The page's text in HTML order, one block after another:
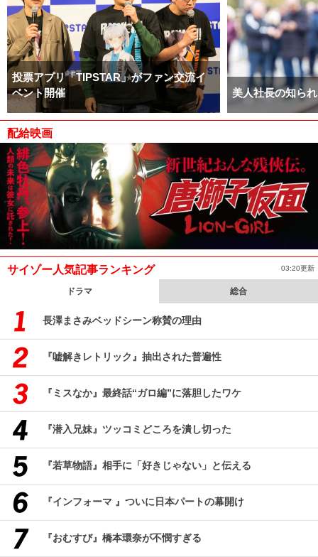
投票アプリ「TIPSTAR」がファン交流イ
ベント開催
美人社長の知ら
配給映画
サイゾー人気記事ランキング 03:20更新
ドラマ 総合
長澤まさみベッドシーン称賛の理由
『嘘解きレトリック』抽出された普遍性
『ミスなか』最終話“ガロ編”に落胆したワケ
『潜入兄妹』ツッコミどころを潰し切った
『若草物語』相手に「好きじゃない」と伝える
『インフォーマ 』ついに日本パートの幕開け
『おむすび』橋本環奈が不憫すぎる